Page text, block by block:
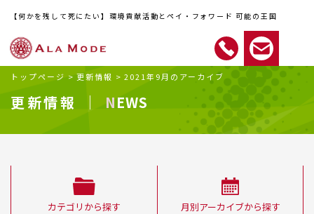
【何かを残して死にたい】環境貢献活動とペイ・フォワード 可能の王国
トップページ > 更新情報 > 2021年9月のアーカイブ
更新情報 ｜ NEWS
カテゴリから探す 月別アーカイブから探す